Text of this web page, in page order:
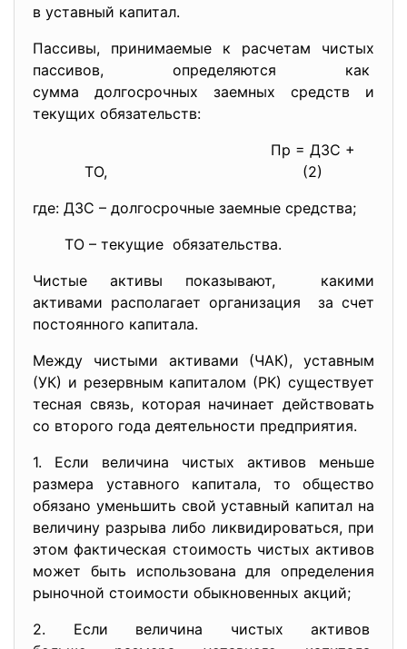
в уставный капитал.
Пассивы, принимаемые к расчетам чистых
пассивов, определяются как
сумма долгосрочных заемных средств и
текущих обязательств:
Пр = ДЗС +
ТО,
(2)
где: ДЗС – долгосрочные заемные средства;
ТО – текущие обязательства.
Чистые активы показывают, какими
активами располагает организация за счет
постоянного капитала.
Между чистыми активами (ЧАК), уставным
(УК) и резервным капиталом (РК) существует
тесная связь, которая начинает действовать
со второго года деятельности предприятия.
1. Если величина чистых активов меньше
размера уставного капитала, то общество
обязано уменьшить свой уставный капитал на
величину разрыва либо ликвидироваться, при
этом фактическая стоимость чистых активов
может быть использована для определения
рыночной стоимости обыкновенных акций;
2. Если величина чистых активов